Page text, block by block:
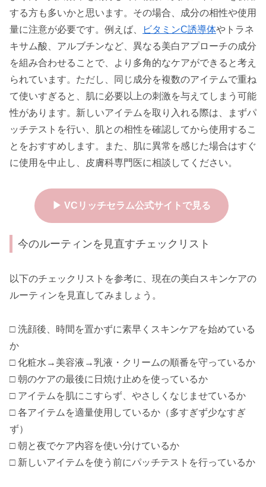
する方も多いかと思います。その場合、成分の相性や使用
量に注意が必要です。例えば、
ビタミンC誘導体やトラネ
キサム酸、アルブチンなど、異なる美白アプローチの成分
を組み合わせることで、より多角的なケアができると考え
られています。ただし、同じ成分を複数のアイテムで重ね
て使いすぎると、肌に必要以上の刺激を与えてしまう可能
性があります。新しいアイテムを取り入れる際は、まずパ
ッチテストを行い、肌との相性を確認してから使用するこ
とをおすすめします。また、肌に異常を感じた場合はすぐ
に使用を中止し、皮膚科専門医に相談してください。
▶ VCリッチセラム公式サイトで見る
今のルーティンを見直すチェックリスト
以下のチェックリストを参考に、現在の美白スキンケアの
ルーティンを見直してみましょう。
□ 洗顔後、時間を置かずに素早くスキンケアを始めている
か
□ 化粧水→美容液→乳液・クリームの順番を守っているか
□ 朝のケアの最後に日焼け止めを使っているか
□ アイテムを肌にこすらず、やさしくなじませているか
□ 各アイテムを適量使用しているか（多すぎず少なすぎ
ず）
□ 朝と夜でケア内容を使い分けているか
□ 新しいアイテムを使う前にパッチテストを行っているか